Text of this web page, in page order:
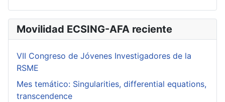
Movilidad ECSING-AFA reciente
VII Congreso de Jóvenes Investigadores de la
RSME
Mes temático: Singularities, differential equations,
transcendence